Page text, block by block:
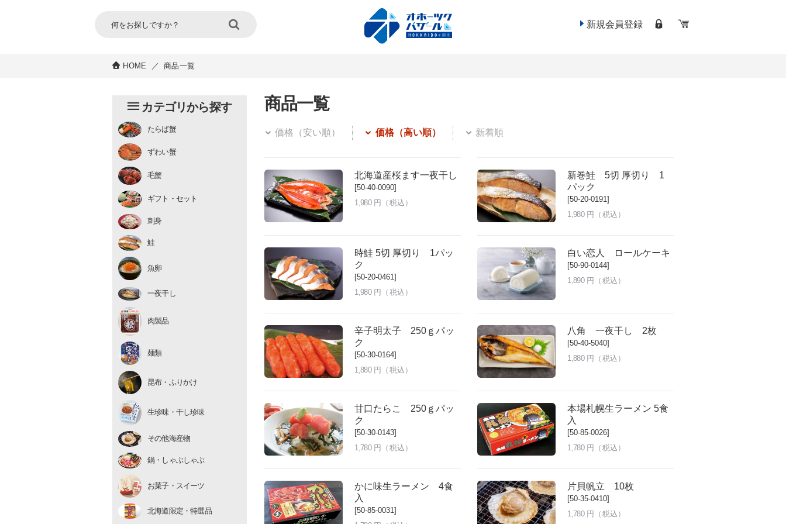
新規会員登録
HOME ／ 商品一覧
カテゴリから探す
たらば蟹
チルド
むき身 ずわい蟹
むき身
生冷凍 毛蟹
チルド
ギフト・セット
刺身
鮭
魚卵
いくら
たらこ・明太子
数の子
一夜干し
肉製品
麺類
昆布・ふりかけ
生珍味・干し珍味
生珍味
干し珍味
その他海産物
鍋・しゃぶしゃぶ
お菓子・スイーツ
北海道限定・特選品
商品一覧
価格（安い順） 価格（高い順） 新着順
北海道産桜ます一夜干し
[50-40-0090]
1,980 円（税込）
新巻鮭 5切 厚切り 1
パック
[50-20-0191]
1,980 円（税込）
時鮭 5切 厚切り 1パッ
ク
[50-20-0461]
1,980 円（税込）
白い恋人 ロールケーキ
[50-90-0144]
1,890 円（税込）
辛子明太子 250ｇパッ
ク
[50-30-0164]
1,880 円（税込）
八角 一夜干し 2枚
[50-40-5040]
1,880 円（税込）
甘口たらこ 250ｇパッ
ク
[50-30-0143]
1,780 円（税込）
本場札幌生ラーメン 5食
入
[50-85-0026]
1,780 円（税込）
かに味生ラーメン 4食
入
[50-85-0031]
片貝帆立 10枚
[50-35-0410]
1,780 円（税込）